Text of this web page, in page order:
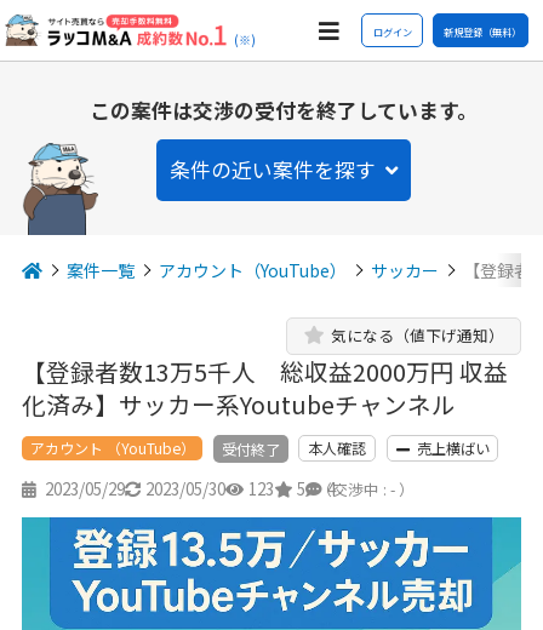
(※) ログイン 新規登録（無料）
この案件は交渉の受付を終了しています。
条件の近い案件を探す
案件一覧 アカウント（YouTube） サッカー 【登録
【登録者数13万5千人 総収益2000万円 収益
化済み】サッカー系Youtubeチャンネル
気になる（値下げ通知）
アカウント （YouTube） 受付終了 本人確認 売上横ばい
2023/05/29 2023/05/30 123 5 4
（交渉中 : - ）